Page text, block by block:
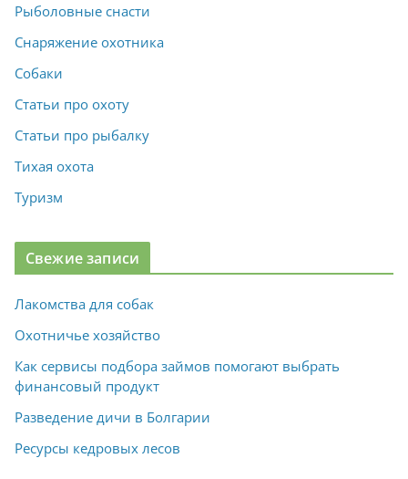
Рыболовные снасти
Снаряжение охотника
Собаки
Статьи про охоту
Статьи про рыбалку
Тихая охота
Туризм
Свежие записи
Лакомства для собак
Охотничье хозяйство
Как сервисы подбора займов помогают выбрать
финансовый продукт
Разведение дичи в Болгарии
Ресурсы кедровых лесов